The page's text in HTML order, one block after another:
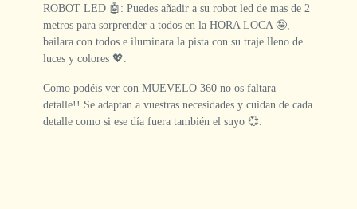
ROBOT LED 🤖: Puedes añadir a su robot led de mas de 2
metros para sorprender a todos en la HORA LOCA 🤪,
bailara con todos e iluminara la pista con su traje lleno de
luces y colores 💖.
Como podéis ver con MUEVELO 360 no os faltara
detalle!! Se adaptan a vuestras necesidades y cuidan de cada
detalle como si ese día fuera también el suyo 💞.